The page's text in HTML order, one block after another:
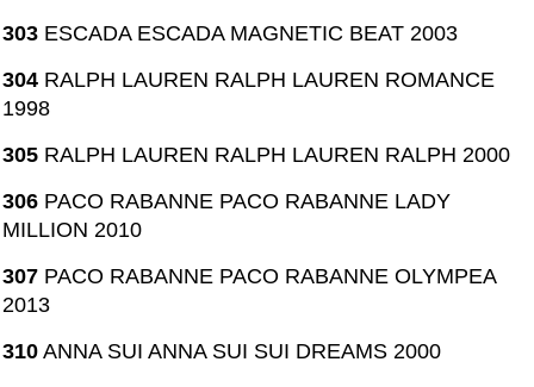
303 ESCADA ESCADA MAGNETIC BEAT 2003
304 RALPH LAUREN RALPH LAUREN ROMANCE
1998
305 RALPH LAUREN RALPH LAUREN RALPH 2000
306 PACO RABANNE PACO RABANNE LADY
MILLION 2010
307 PACO RABANNE PACO RABANNE OLYMPEA
2013
310 ANNA SUI ANNA SUI SUI DREAMS 2000